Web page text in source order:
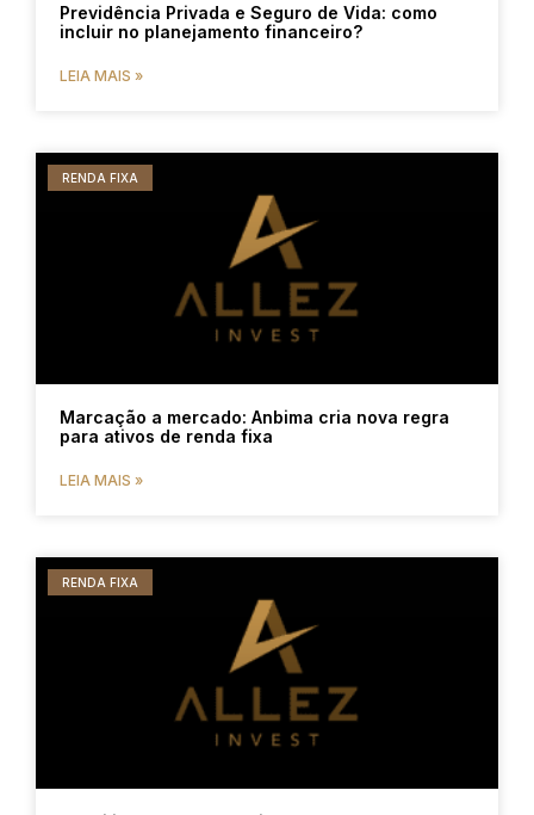
Previdência Privada e Seguro de Vida: como
incluir no planejamento financeiro?
LEIA MAIS »
RENDA FIXA
Marcação a mercado: Anbima cria nova regra
para ativos de renda fixa
LEIA MAIS »
RENDA FIXA